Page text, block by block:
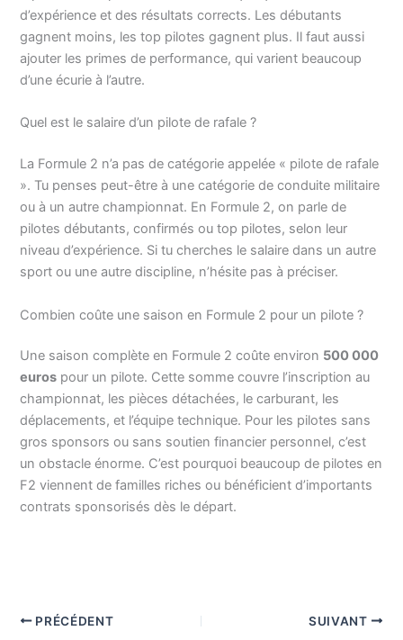
d’expérience et des résultats corrects. Les débutants
gagnent moins, les top pilotes gagnent plus. Il faut aussi
ajouter les primes de performance, qui varient beaucoup
d’une écurie à l’autre.
Quel est le salaire d’un pilote de rafale ?
La Formule 2 n’a pas de catégorie appelée « pilote de rafale
». Tu penses peut-être à une catégorie de conduite militaire
ou à un autre championnat. En Formule 2, on parle de
pilotes débutants, confirmés ou top pilotes, selon leur
niveau d’expérience. Si tu cherches le salaire dans un autre
sport ou une autre discipline, n’hésite pas à préciser.
Combien coûte une saison en Formule 2 pour un pilote ?
Une saison complète en Formule 2 coûte environ 500 000
euros pour un pilote. Cette somme couvre l’inscription au
championnat, les pièces détachées, le carburant, les
déplacements, et l’équipe technique. Pour les pilotes sans
gros sponsors ou sans soutien financier personnel, c’est
un obstacle énorme. C’est pourquoi beaucoup de pilotes en
F2 viennent de familles riches ou bénéficient d’importants
contrats sponsorisés dès le départ.
PRÉCÉDENT SUIVANT